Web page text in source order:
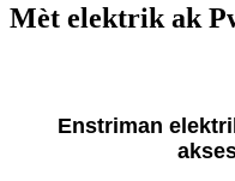
Mèt elektrik ak
Enstriman